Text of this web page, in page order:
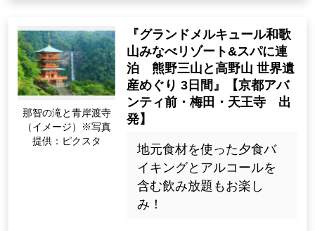
那智の滝と青岸渡寺
（イメージ）※写真
提供：ピクスタ
『グランドメルキュール和歌
山みなべリゾート&スパに連
泊 熊野三山と高野山 世界遺
産めぐり 3日間』【京都アバ
ンティ前・梅田・天王寺 出
発】
地元食材を使った夕食バ
イキングとアルコールを
含む飲み放題もお楽し
み！